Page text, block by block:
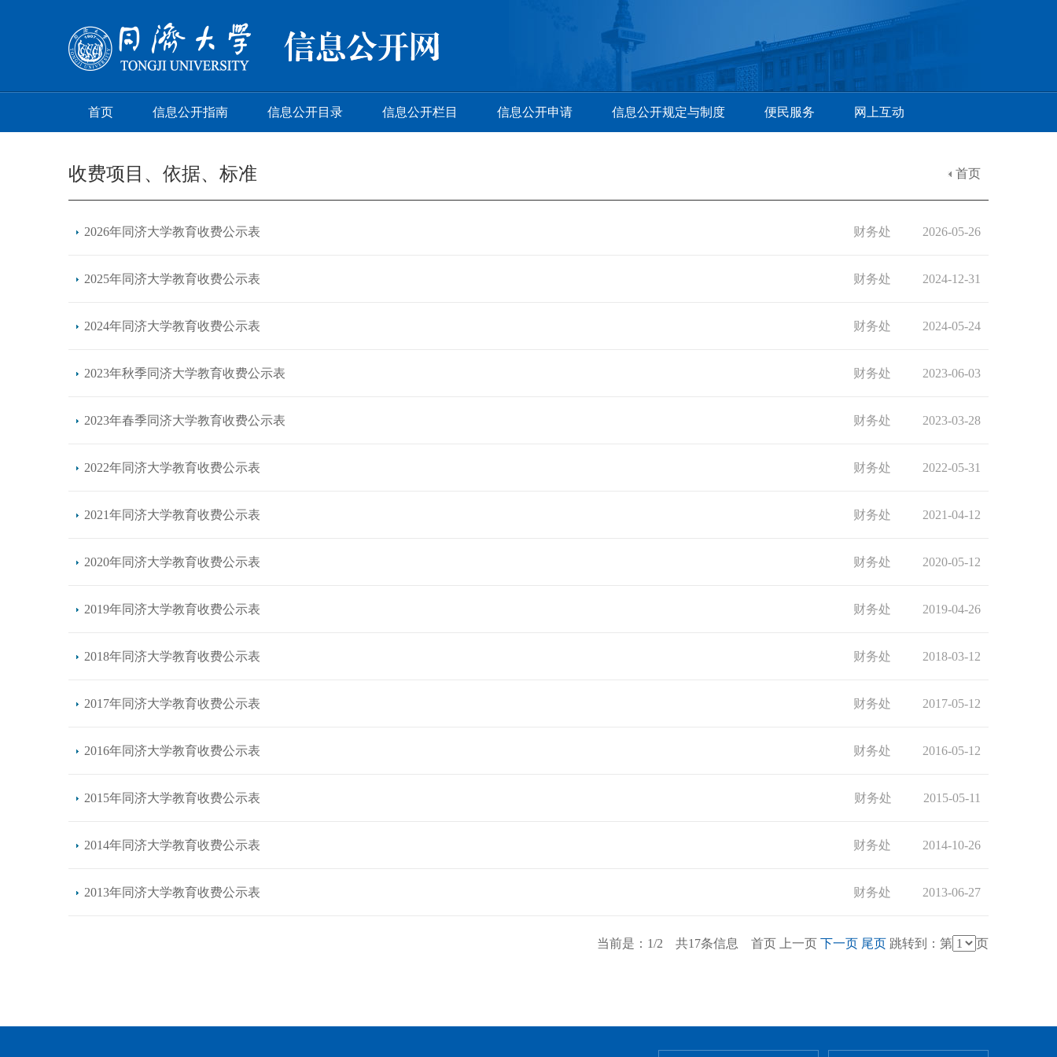
首页 信息公开指南 信息公开目录 信息公开栏目 信息公开申请 信息公开规定与制度 便民服务 网上互动
收费项目、依据、标准 首页
2026年同济大学教育收费公示表 2026-05-26
财务处
2025年同济大学教育收费公示表 2024-12-31
财务处
2024年同济大学教育收费公示表 2024-05-24
财务处
2023年秋季同济大学教育收费公示表 2023-06-03
财务处
2023年春季同济大学教育收费公示表 2023-03-28
财务处
2022年同济大学教育收费公示表 2022-05-31
财务处
2021年同济大学教育收费公示表 2021-04-12
财务处
2020年同济大学教育收费公示表 2020-05-12
财务处
2019年同济大学教育收费公示表 2019-04-26
财务处
2018年同济大学教育收费公示表 2018-03-12
财务处
2017年同济大学教育收费公示表 2017-05-12
财务处
2016年同济大学教育收费公示表 2016-05-12
财务处
2015年同济大学教育收费公示表 2015-05-11
财务处
2014年同济大学教育收费公示表 2014-10-26
财务处
2013年同济大学教育收费公示表 2013-06-27
财务处
当前是：1/2 共17条信息 首页 上一页 下一页 尾页 跳转到：第 页